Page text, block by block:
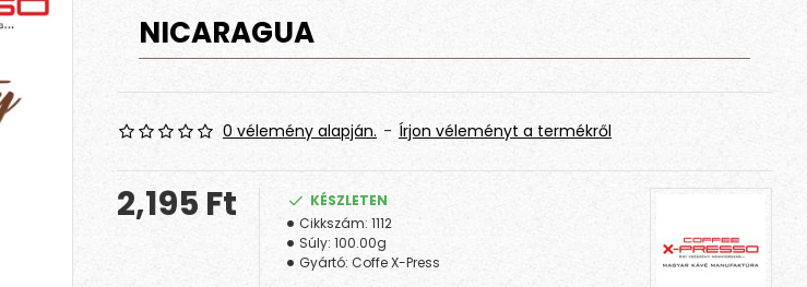
NICARAGUA
0 vélemény alapján. - Írjon véleményt a termékről
2,195 Ft
KÉSZLETEN
Cikkszám: 1112
Súly: 100.00g
Gyártó: Coffe X-Press